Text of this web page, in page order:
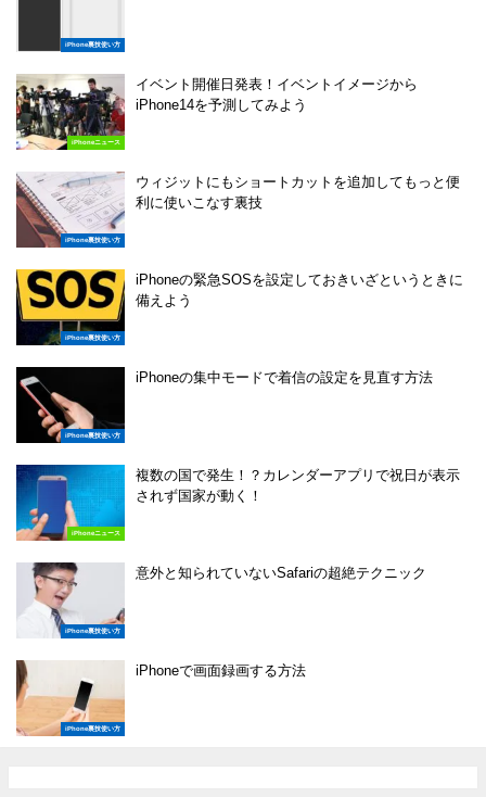
iPhone裏技使い方
iPhoneニュース
イベント開催日発表！イベントイメージから
iPhone14を予測してみよう
iPhone裏技使い方
ウィジットにもショートカットを追加してもっと便
利に使いこなす裏技
iPhone裏技使い方
iPhoneの緊急SOSを設定しておきいざというときに
備えよう
iPhone裏技使い方
iPhoneの集中モードで着信の設定を見直す方法
iPhoneニュース
複数の国で発生！？カレンダーアプリで祝日が表示
されず国家が動く！
iPhone裏技使い方
意外と知られていないSafariの超絶テクニック
iPhone裏技使い方
iPhoneで画面録画する方法